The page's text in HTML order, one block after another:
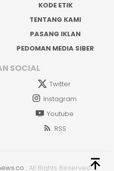
KODE ETIK
TENTANG KAMI
PASANG IKLAN
PEDOMAN MEDIA SIBER
SOCIAL
Twitter
Instagram
Youtube
RSS
. All Rights Reserved